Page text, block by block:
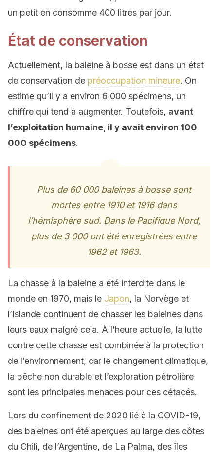
un petit en consomme 400 litres par jour.
État de conservation
Actuellement, la baleine à bosse est dans un état
de conservation de préoccupation mineure. On
estime qu’il y a environ 6 000 spécimens, un
chiffre qui tend à augmenter. Toutefois, avant
l’exploitation humaine, il y avait environ 100
000 spécimens.
Plus de 60 000 baleines à bosse sont
mortes entre 1910 et 1916 dans
l’hémisphère sud. Dans le Pacifique Nord,
plus de 3 000 ont été enregistrées entre
1962 et 1963.
La chasse à la baleine a été interdite dans le
monde en 1970, mais le Japon, la Norvège et
l’Islande continuent de chasser les baleines dans
leurs eaux malgré cela. À l’heure actuelle, la lutte
contre cette chasse est combinée à la protection
de l’environnement, car le changement climatique,
la pêche non durable et l’exploration pétrolière
sont les principales menaces pour ces cétacés.
Lors du confinement de 2020 lié à la COVID-19,
des baleines ont été aperçues au large des côtes
du Chili, de l’Argentine, de La Palma, des îles